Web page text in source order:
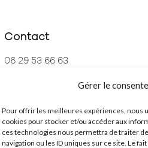
Gérer le
Pour offrir les meilleures expériences, nous
cookies pour stocker et/ou accéder aux
ces technologies nous permettra de traiter
navigation ou les ID uniques sur ce site. Le
Contact
06 29 53 66 63
250 Rue de Rivoli